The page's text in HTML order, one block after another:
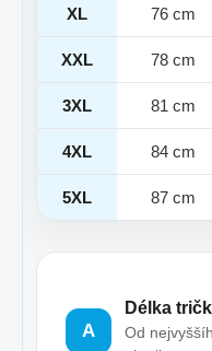
XL 76 cm
XXL 78 cm
3XL 81 cm
4XL 84 cm
5XL 87 cm
A
Délka
Od